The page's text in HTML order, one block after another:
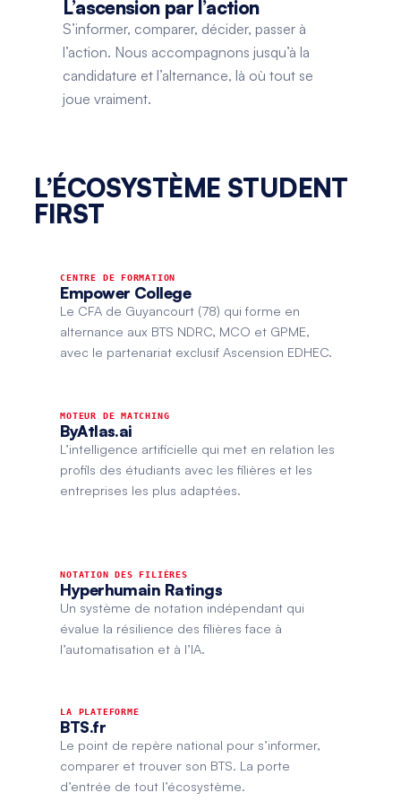
L’ascension par l’action
S’informer, comparer, décider, passer à
l’action. Nous accompagnons jusqu’à la
candidature et l’alternance, là où tout se
joue vraiment.
L’ÉCOSYSTÈME STUDENT
FIRST
CENTRE DE FORMATION
Empower College
Le CFA de Guyancourt (78) qui forme en
alternance aux BTS NDRC, MCO et GPME,
avec le partenariat exclusif Ascension EDHEC.
MOTEUR DE MATCHING
ByAtlas.ai
L’intelligence artificielle qui met en relation les
profils des étudiants avec les filières et les
entreprises les plus adaptées.
NOTATION DES FILIÈRES
Hyperhumain Ratings
Un système de notation indépendant qui
évalue la résilience des filières face à
l’automatisation et à l’IA.
LA PLATEFORME
BTS.fr
Le point de repère national pour s’informer,
comparer et trouver son BTS. La porte
d’entrée de tout l’écosystème.